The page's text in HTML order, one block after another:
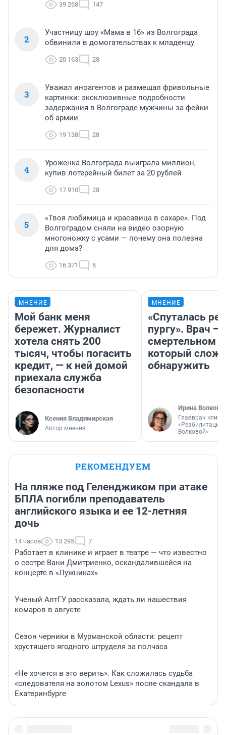
39 268 147
2
Участницу шоу «Мама в 16» из Волгограда
обвинили в домогательствах к младенцу
20 163 28
3
Уважал иноагентов и размещал фривольные
картинки: эксклюзивные подробности
задержания в Волгограде мужчины за фейки
об армии
19 138 28
4
Уроженка Волгограда выиграла миллион,
купив лотерейный билет за 20 рублей
17 910 28
5
«Твоя любимица и красавица в сахаре». Под
Волгоградом сняли на видео озорную
многоножку с усами — почему она полезна
для дома?
16 371 6
МНЕНИЕ
Мой банк меня
бережет. Журналист
хотела снять 200
тысяч, чтобы погасить
кредит, — к ней домой
приехала служба
безопасности
Ксения Владимирская
Автор мнения
МНЕНИЕ
«Спуталась
пургу». Врач —
смертельном
который
обнаружить
Ирина Волкова
Главврач
«Реабилитация
Волковой»
РЕКОМЕНДУЕМ
На пляже под Геленджиком при атаке
БПЛА погибли преподаватель
английского языка и ее 12-летняя
дочь
14 часов 13 295 7
Работает в клинике и играет в театре — что известно
о сестре Вани Дмитриенко, оскандалившейся на
концерте в «Лужниках»
Ученый АлтГУ рассказала, ждать ли нашествия
комаров в августе
Сезон черники в Мурманской области: рецепт
хрустящего ягодного штруделя за полчаса
«Не хочется в это верить». Как сложилась судьба
«следователя на золотом Lexus» после скандала в
Екатеринбурге